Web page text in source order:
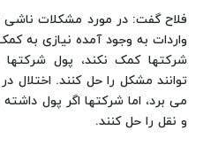
فلاح گفت: در مورد مشکلات ناشی
واردات به وجود آمده نیازی به
شرکتها کمک نکند، پول
توانند مشکل را حل کنند. اختلال در
می برد، اما شرکتها اگر پول
و نقل را حل کنند.